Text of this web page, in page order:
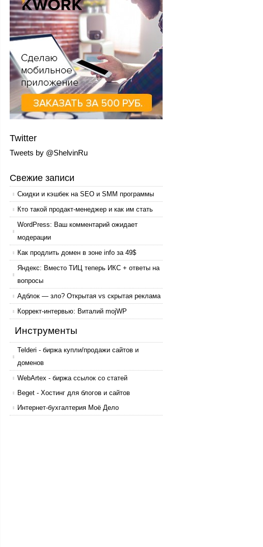
Twitter
Tweets by @ShelvinRu
Свежие записи
Скидки и кэшбек на SEO и SMM программы
Кто такой продакт-менеджер и как им стать
WordPress: Ваш комментарий ожидает
модерации
Как продлить домен в зоне info за 49$
Яндекс: Вместо ТИЦ теперь ИКС + ответы на
вопросы
Адблок — зло? Открытая vs скрытая реклама
Коррект-интервью: Виталий mojWP
Инструменты
Telderi - биржа купли/продажи сайтов и
доменов
WebArtex - биржа ссылок со статей
Beget - Хостинг для блогов и сайтов
Интернет-бухгалтерия Моё Дело